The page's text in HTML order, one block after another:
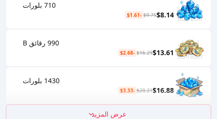
710 بلورات
$8.14
$9.75
-$1.61
990 رقائق B
$13.61
$16.29
-$2.68
1430 بلورات
$16.88
$20.21
-$3.33
عرض المزيد